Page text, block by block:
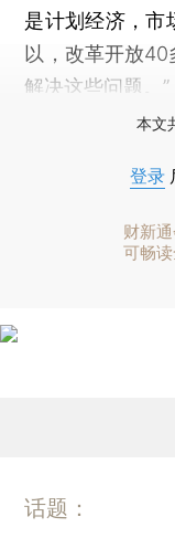
是计划经济，市
以，改革开放40
解决这些问题。”
本文
登录
财新
可畅
话题：